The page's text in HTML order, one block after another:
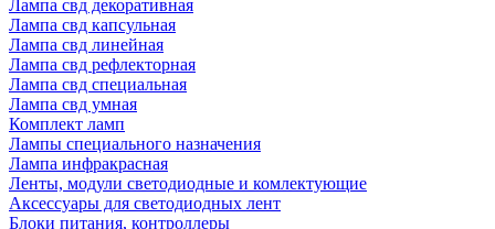
Лампа свд декоративная
Лампа свд капсульная
Лампа свд линейная
Лампа свд рефлекторная
Лампа свд специальная
Лампа свд умная
Комплект ламп
Лампы специального назначения
Лампа инфракрасная
Ленты, модули светодиодные и комлектующие
Аксессуары для светодиодных лент
Блоки питания, контроллеры